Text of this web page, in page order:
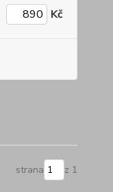
Kč
strana z 1